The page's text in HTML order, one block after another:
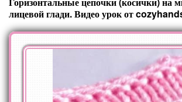
лицевой глади. Видео урок от